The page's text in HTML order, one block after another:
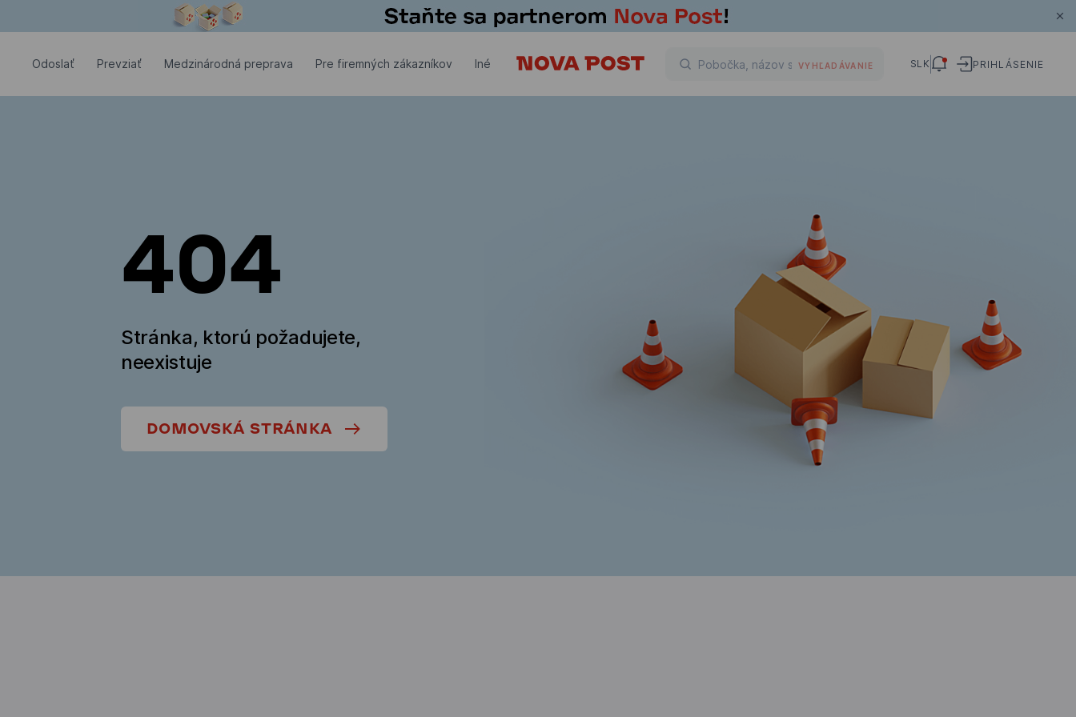
Odoslať Prevziať Medzinárodná preprava Pre firemných zákazníkov Iné VYHĽADÁVANIE SLK PRIHLÁSENIE
404
Stránka, ktorú požadujete,
neexistuje
DOMOVSKÁ STRÁNKA